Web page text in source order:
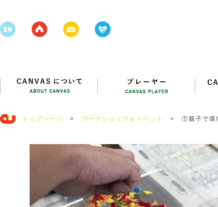
トップページ > ワークショップ＆イベント >
①親子で環